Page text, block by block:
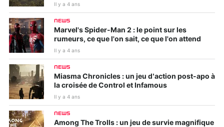
Il y a 4 ans
NEWS
Marvel's Spider-Man 2 : le point sur les
rumeurs, ce que l'on sait, ce que l'on attend
Il y a 4 ans
NEWS
Miasma Chronicles : un jeu d’action post-apo à
la croisée de Control et Infamous
Il y a 4 ans
NEWS
Among The Trolls : un jeu de survie magnifique